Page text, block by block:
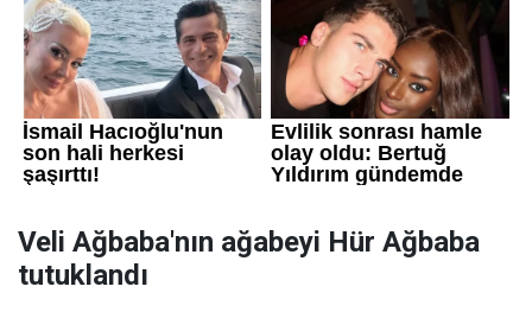
Veli Ağbaba'nın ağabeyi Hür Ağbaba
tutuklandı